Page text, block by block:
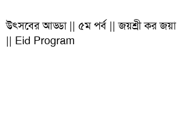
উৎসবের আড্ডা || ৫ম পর্ব || জয়শ্রী কর জয়া
|| Eid Program